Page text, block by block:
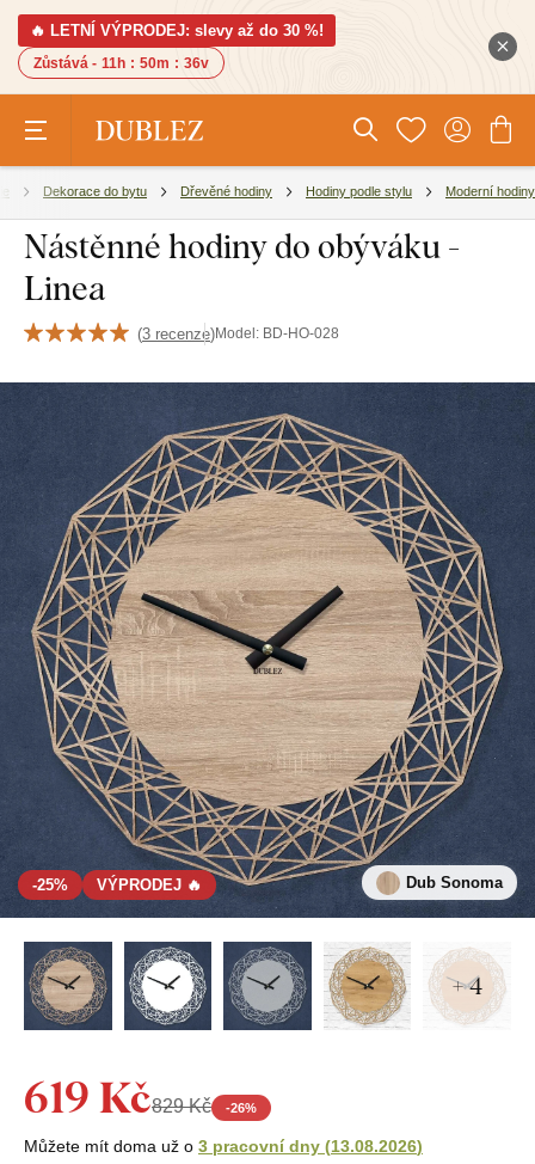
🔥 LETNÍ VÝPRODEJ: slevy až do 30 %!
Zůstává - 11h : 50m : 35v
Dekorace do bytu Dřevěné hodiny Hodiny podle stylu Moderní hodiny
Nástěnné hodiny do obýváku -
Linea
(3 recenze)Model: BD-HO-028
-25% VÝPRODEJ 🔥 Dub Sonoma
+ 4
619 Kč829 Kč -26%
Můžete mít doma už o 3 pracovní dny (13.08.2026)